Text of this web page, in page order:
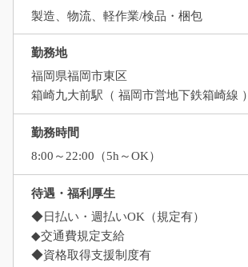
製造、物流、軽作業/検品・梱包
勤務地
福岡県福岡市東区
箱崎九大前駅（ 福岡市営地下鉄箱崎線 ）
勤務時間
8:00～22:00（5h～OK）
待遇・福利厚生
◆日払い・週払いOK（規定有）
◆交通費規定支給
◆資格取得支援制度有